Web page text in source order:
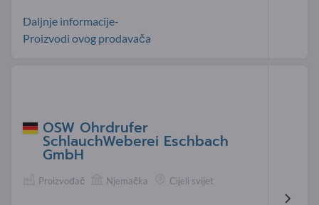
Daljnje informacije-
Proizvodi ovog prodavača
OSW Ohrdrufer
SchlauchWeberei Eschbach
GmbH
Proizvođač Njemačka Cijeli svijet